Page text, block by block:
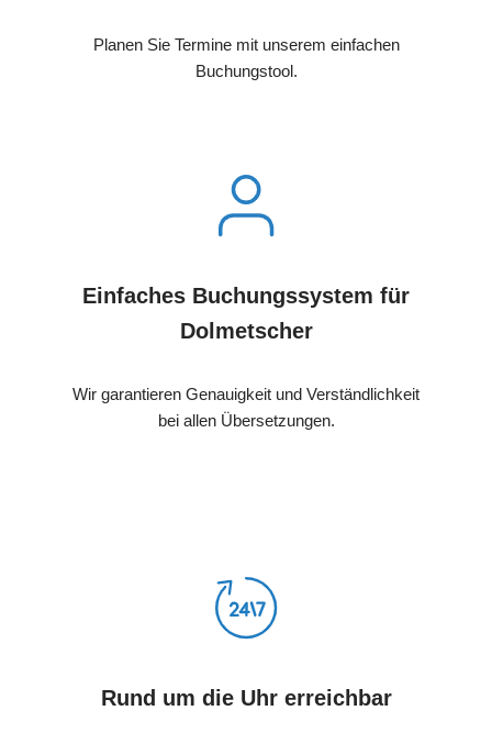
Planen Sie Termine mit unserem einfachen
Buchungstool.
Einfaches Buchungssystem für
Dolmetscher
Wir garantieren Genauigkeit und Verständlichkeit
bei allen Übersetzungen.
Rund um die Uhr erreichbar